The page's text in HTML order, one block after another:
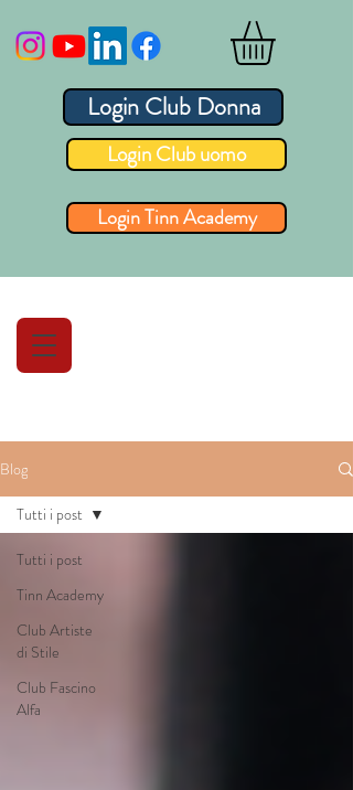
Login Club Donna
Login Club uomo
Login Tinn Academy
Blog
Tutti i post
Tinn Academy
Club Artiste
di Stile
Club Fascino
Alfa
Tutti i post